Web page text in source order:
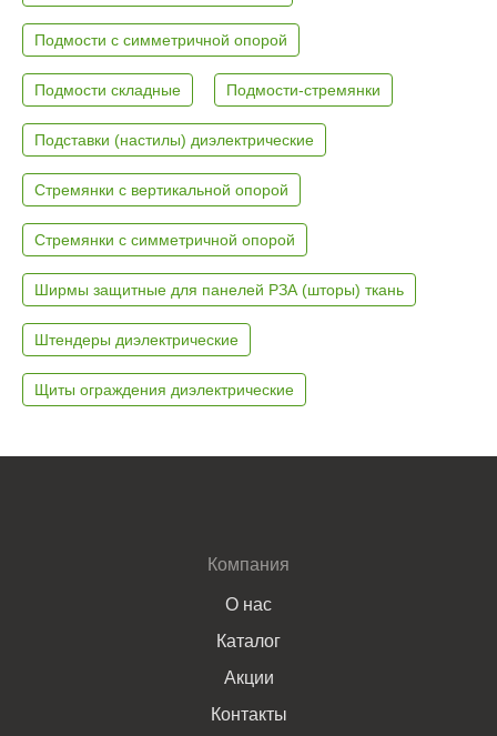
Подмости с симметричной опорой
Подмости складные Подмости-стремянки
Подставки (настилы) диэлектрические
Стремянки с вертикальной опорой
Стремянки с симметричной опорой
Ширмы защитные для панелей РЗА (шторы) ткань
Штендеры диэлектрические
Щиты ограждения диэлектрические
Компания
О нас
Каталог
Акции
Контакты